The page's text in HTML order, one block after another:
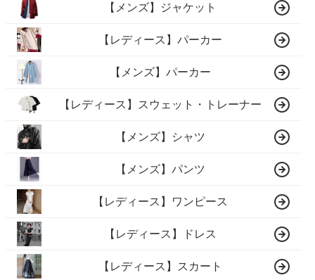
【メンズ】ジャケット
【レディース】パーカー
【メンズ】パーカー
【レディース】スウェット・トレーナー
【メンズ】シャツ
【メンズ】パンツ
【レディース】ワンピース
【レディース】ドレス
【レディース】スカート